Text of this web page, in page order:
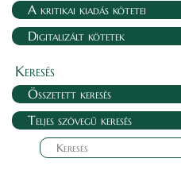
A kritikai kiadás kötetei
Digitalizált kötetek
Keresés
Összetett keresés
Teljes szövegű keresés